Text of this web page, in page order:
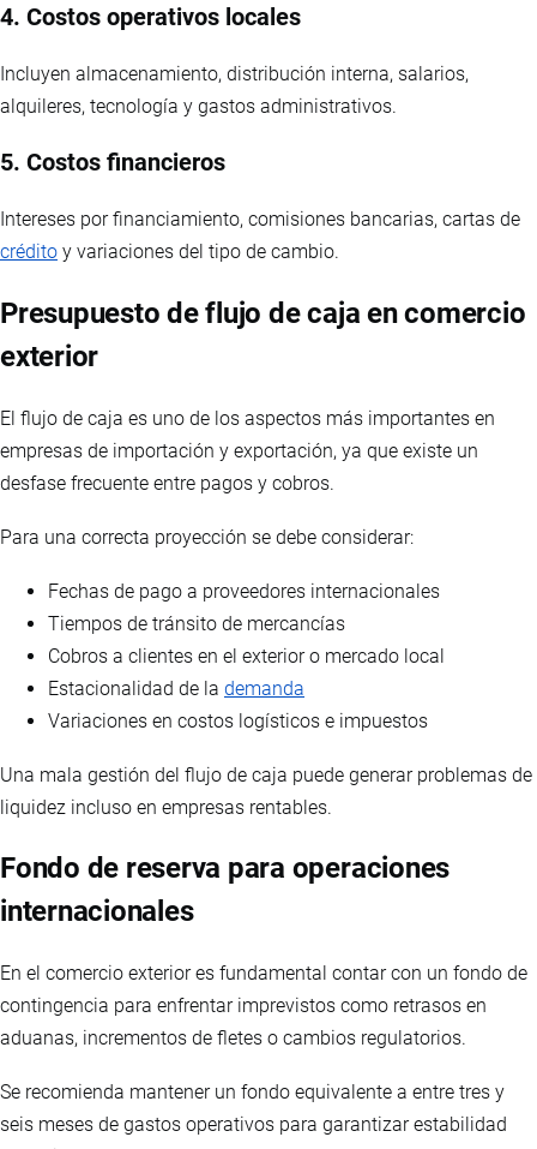
4. Costos operativos locales
Incluyen almacenamiento, distribución interna, salarios,
alquileres, tecnología y gastos administrativos.
5. Costos financieros
Intereses por financiamiento, comisiones bancarias, cartas de
crédito y variaciones del tipo de cambio.
Presupuesto de flujo de caja en comercio
exterior
El flujo de caja es uno de los aspectos más importantes en
empresas de importación y exportación, ya que existe un
desfase frecuente entre pagos y cobros.
Para una correcta proyección se debe considerar:
Fechas de pago a proveedores internacionales
Tiempos de tránsito de mercancías
Cobros a clientes en el exterior o mercado local
Estacionalidad de la demanda
Variaciones en costos logísticos e impuestos
Una mala gestión del flujo de caja puede generar problemas de
liquidez incluso en empresas rentables.
Fondo de reserva para operaciones
internacionales
En el comercio exterior es fundamental contar con un fondo de
contingencia para enfrentar imprevistos como retrasos en
aduanas, incrementos de fletes o cambios regulatorios.
Se recomienda mantener un fondo equivalente a entre tres y
seis meses de gastos operativos para garantizar estabilidad